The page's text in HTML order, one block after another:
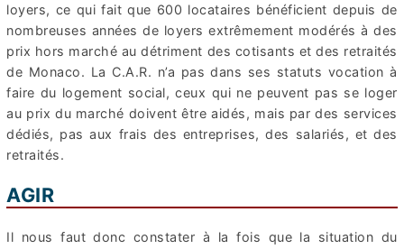
loyers, ce qui fait que 600 locataires bénéficient depuis de
nombreuses années de loyers extrêmement modérés à des
prix hors marché au détriment des cotisants et des retraités
de Monaco. La C.A.R. n’a pas dans ses statuts vocation à
faire du logement social, ceux qui ne peuvent pas se loger
au prix du marché doivent être aidés, mais par des services
dédiés, pas aux frais des entreprises, des salariés, et des
retraités.
AGIR
Il nous faut donc constater à la fois que la situation du